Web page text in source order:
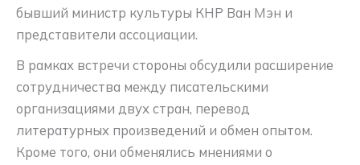
бывший министр культуры КНР Ван Мэн и
представители ассоциации.
В рамках встречи стороны обсудили расширение
сотрудничества между писательскими
организациями двух стран, перевод
литературных произведений и обмен опытом.
Кроме того, они обменялись мнениями о